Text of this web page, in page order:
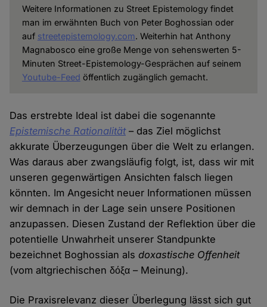
Weitere Informationen zu Street Epistemology findet
man im erwähnten Buch von Peter Boghossian oder
auf streetepistemology.com. Weiterhin hat Anthony
Magnabosco eine große Menge von sehenswerten 5-
Minuten Street-Epistemology-Gesprächen auf seinem
Youtube-Feed öffentlich zugänglich gemacht.
Das erstrebte Ideal ist dabei die sogenannte
Epistemische Rationalität– das Ziel möglichst
akkurate Überzeugungen über die Welt zu erlangen.
Was daraus aber zwangsläufig folgt, ist, dass wir mit
unseren gegenwärtigen Ansichten falsch liegen
könnten. Im Angesicht neuer Informationen müssen
wir demnach in der Lage sein unsere Positionen
anzupassen. Diesen Zustand der Reflektion über die
potentielle Unwahrheit unserer Standpunkte
bezeichnet Boghossian alsdoxastische Offenheit
(vom altgriechischen δόξα – Meinung).
Die Praxisrelevanz dieser Überlegung lässt sich gut